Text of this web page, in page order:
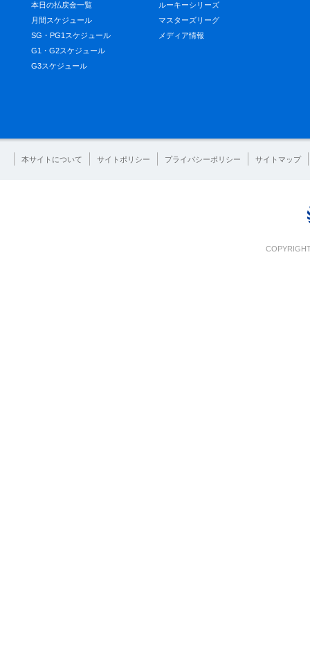
本日の払戻金一覧
月間スケジュール
SG・PG1スケジュール
G1・G2スケジュール
G3スケジュール
ルーキーシリーズ
マスターズリーグ
メディア情報
本サイトについて サイトポリシー プライバシーポリシー サイトマップ